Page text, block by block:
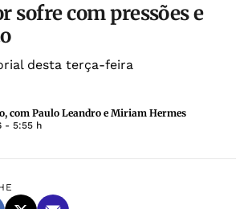
sofre com pressões e
desta terça-feira
com Paulo Leandro e Miriam Hermes
- 5:55 h